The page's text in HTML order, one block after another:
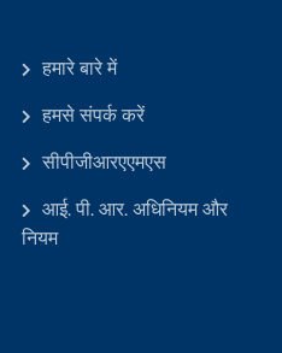
हमारे बारे में
हमसे संपर्क करें
सीपीजीआरएएमएस
आई. पी. आर. अधिनियम और
नियम